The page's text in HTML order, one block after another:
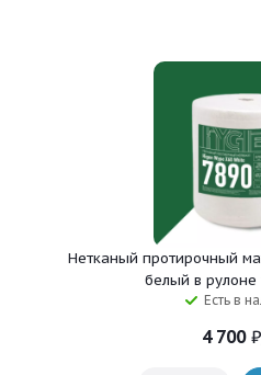
Нетканый протирочный
белый в рулоне
Есть в
4 700₽